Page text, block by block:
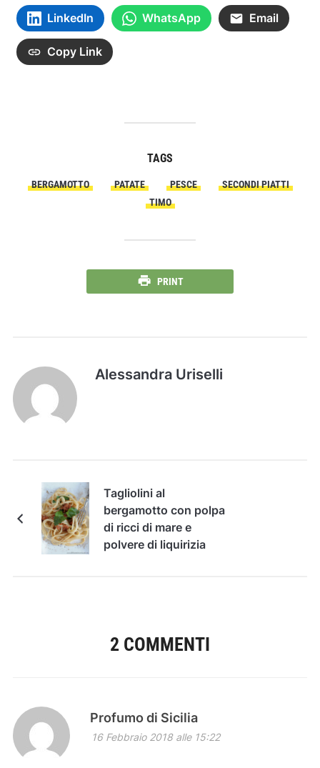
LinkedIn WhatsApp Email
Copy Link
TAGS
BERGAMOTTO PATATE PESCE
SECONDI PIATTI
TIMO
PRINT
Alessandra Uriselli
Tagliolini al
bergamotto con polpa
di ricci di mare e
polvere di liquirizia
2 COMMENTI
Profumo di Sicilia
16 Febbraio 2018 alle 15:22